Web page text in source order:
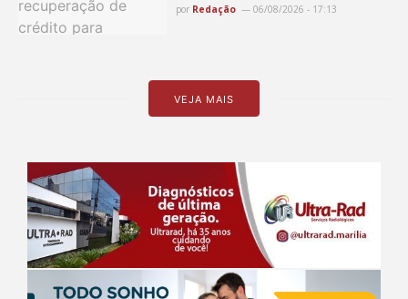
por Redação 06/08/2026 - 17:13
VEJA MAIS